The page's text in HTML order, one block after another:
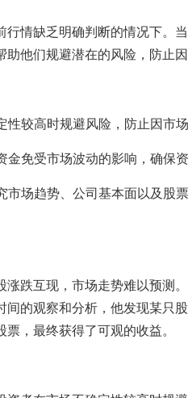
情缺乏明确判断的情况下。
他们规避潜在的风险，防止因
较高时规避风险，防止因市
免受市场波动的影响，确保资
市场趋势、公司基本面以及股
跌互现，市场走势难以预测
的观察和分析，他发现某只
，最终获得了可观的收益。